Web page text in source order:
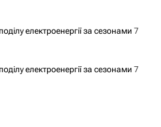
електроенергії за сезонами 7
електроенергії за сезонами 7